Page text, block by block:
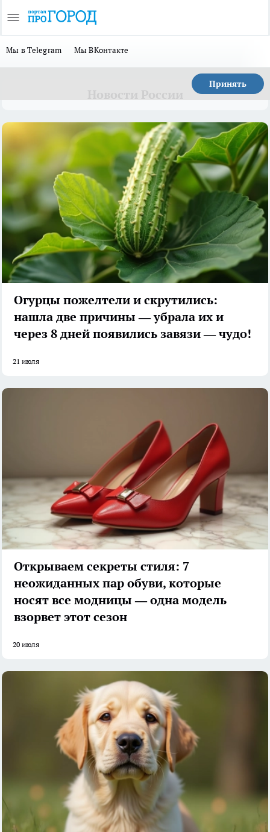
Мы в Telegram Мы ВКонтакте
Принять
Огурцы пожелтели и скрутились:
нашла две причины — убрала их и
через 8 дней появились завязи — чудо!
21 июля
Открываем секреты стиля: 7
неожиданных пар обуви, которые
носят все модницы — одна модель
взорвет этот сезон
20 июля